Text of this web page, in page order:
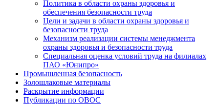
Политика в области охраны здоровья и
обеспечения безопасности труда
Цели и задачи в области охраны здоровья и
безопасности труда
Механизм реализации системы менеджмента
охраны здоровья и безопасности труда
Специальная оценка условий труда на филиалах
ПАО «Юнипро»
Промышленная безопасность
Золошлаковые материалы
Раскрытие информации
Публикации по OBOC